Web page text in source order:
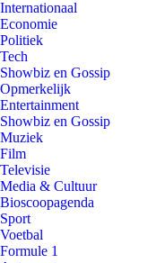
Internationaal
Economie
Politiek
Tech
Showbiz en Gossip
Opmerkelijk
Entertainment
Showbiz en Gossip
Muziek
Film
Televisie
Media & Cultuur
Bioscoopagenda
Sport
Voetbal
Formule 1